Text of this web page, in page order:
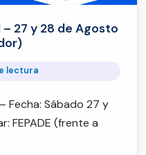
– 27 y 28 de Agosto
lectura
– Fecha: Sábado 27 y
FEPADE (frente a